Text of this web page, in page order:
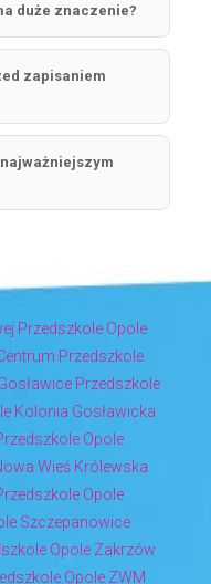
duże znaczenie?
zapisaniem
Przedszkole Opole
Przedszkole
Przedszkole
Kolonia Gosławicka
Opole
Wieś Królewska
Opole
Szczepanowice
Opole Zakrzów
Opole ZWM